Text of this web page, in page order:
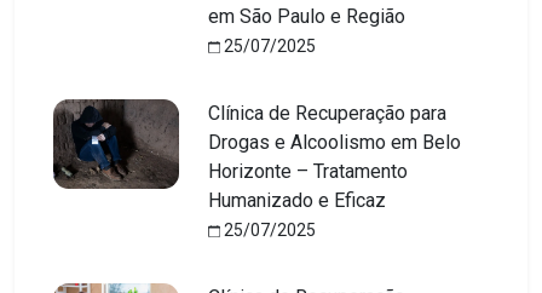
em São Paulo e Região
25/07/2025
Clínica de Recuperação para
Drogas e Alcoolismo em Belo
Horizonte – Tratamento
Humanizado e Eficaz
25/07/2025